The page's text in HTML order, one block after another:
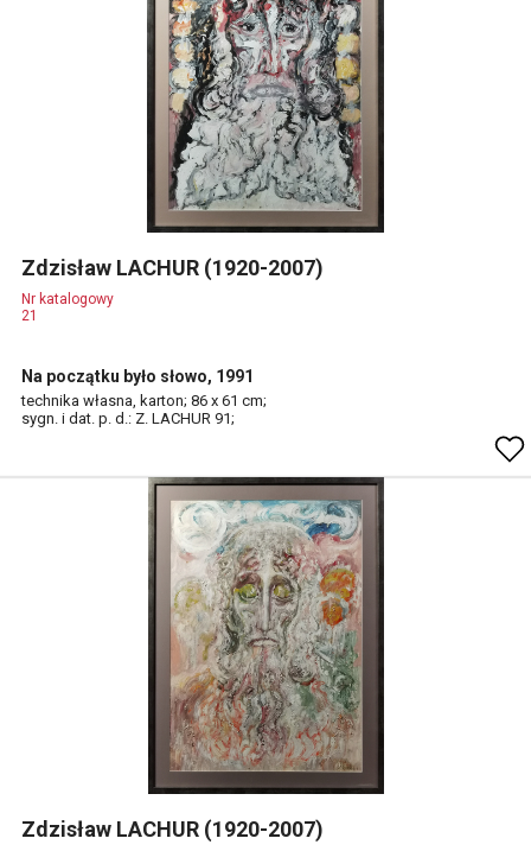
Zdzisław LACHUR (1920-2007)
Nr katalogowy
21
Na początku było słowo, 1991
technika własna, karton; 86 x 61 cm;
sygn. i dat. p. d.: Z. LACHUR 91;
Zdzisław LACHUR (1920-2007)